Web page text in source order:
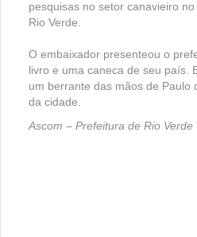
pesquisas no setor canavieiro
Rio Verde.
O embaixador presenteou o
livro e uma caneca de seu país.
um berrante das mãos de Paulo
da cidade.
Ascom – Prefeitura de Rio Verde